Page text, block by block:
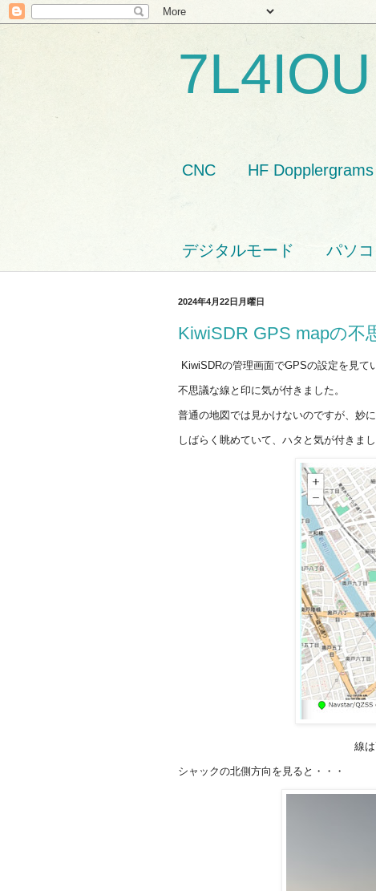
7L4IOU
CNC HF Dopplergrams
デジタルモード パソ
2024年4月22日月曜日
KiwiSDR GPS mapの不
KiwiSDRの管理画面でGPSの設定を見て
不思議な線と印に気が付きました。
普通の地図では見かけないのですが、妙に
しばらく眺めていて、ハタと気が付きまし
線
シャックの北側方向を見ると・・・